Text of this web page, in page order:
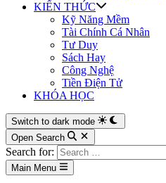
KIẾN THỨC
Kỹ Năng Mềm
Tài Chính Cá Nhân
Tư Duy
Sách Hay
Công Nghệ
Tiền Điện Tử
KHÓA HỌC
Switch to dark mode
Open Search
Search for:
Main Menu